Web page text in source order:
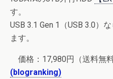
す。
USB 3.1 Gen 1（USB 3.0）
ます。
価格： 17,980円 （送料無
(blogranking)